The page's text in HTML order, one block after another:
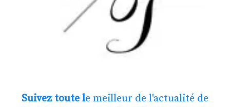
Suivez toute le meilleur de l'actualité de